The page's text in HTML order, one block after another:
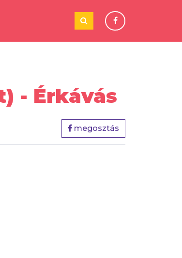
- Érkávás
megosztás